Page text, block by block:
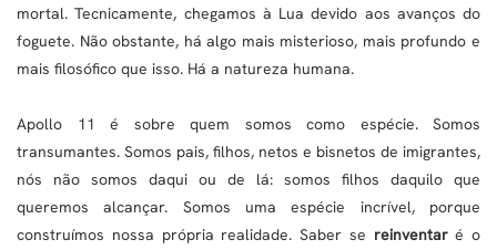
mortal. Tecnicamente, chegamos à Lua devido aos avanços do
foguete. Não obstante, há algo mais misterioso, mais profundo e
mais filosófico que isso. Há a natureza humana.
Apollo 11 é sobre quem somos como espécie. Somos
transumantes. Somos pais, filhos, netos e bisnetos de imigrantes,
nós não somos daqui ou de lá: somos filhos daquilo que
queremos alcançar. Somos uma espécie incrível, porque
construímos nossa própria realidade. Saber se reinventaré o